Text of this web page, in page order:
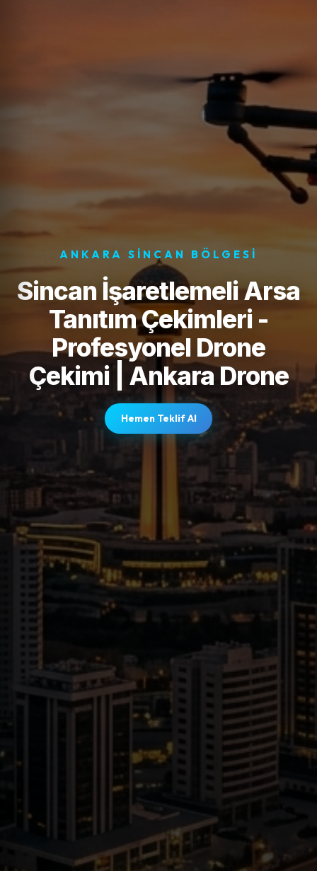
ANKARA SINCAN BÖLGESI
Sincan İşaretlemeli Arsa
Tanıtım Çekimleri -
Profesyonel Drone
Çekimi | Ankara Drone
Hemen Teklif Al